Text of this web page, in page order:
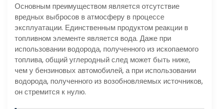
Основным преимуществом является отсутствие
вредных выбросов в атмосферу в процессе
эксплуатации. Единственным продуктом реакции в
топливном элементе является вода. Даже при
использовании водорода, полученного из ископаемого
топлива, общий углеродный след может быть ниже,
чем у бензиновых автомобилей, а при использовании
водорода, полученного из возобновляемых источников,
он стремится к нулю.